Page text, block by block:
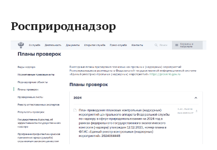
Росприроднадзор